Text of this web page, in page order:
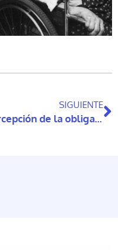
SIGUIENTE
Percepción de la obligación de dar apoyo a madres y padres mayores